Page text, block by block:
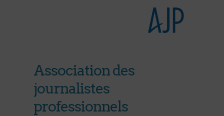
Association des
journalistes
professionnels